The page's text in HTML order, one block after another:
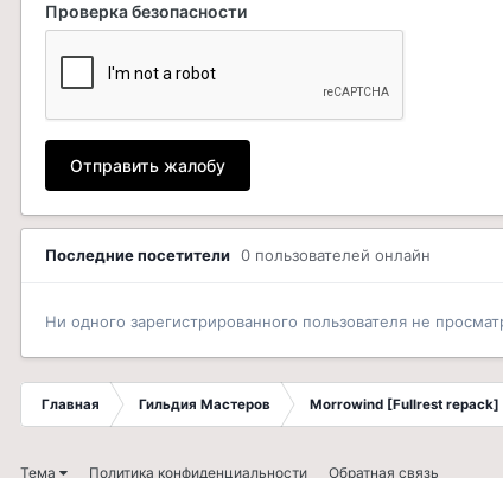
Проверка безопасности
Отправить жалобу
Последние посетители 0 пользователей онлайн
Ни одного зарегистрированного пользователя не
Главная Гильдия Мастеров Morrowind [Fullrest repack]
Тема Политика конфиденциальности Обратная связь